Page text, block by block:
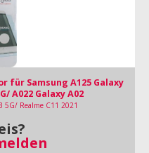
für Samsung A125 Galaxy
A022 Galaxy A02
5G/ Realme C11 2021